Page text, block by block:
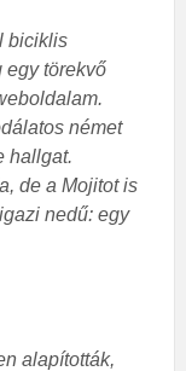
biciklis
egy törekvő
német
hallgat.
de a Mojitot is
nedű: egy
alapították,